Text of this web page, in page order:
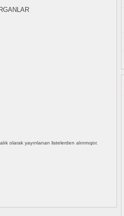
olarak yayınlanan listelerden alınmıştır.